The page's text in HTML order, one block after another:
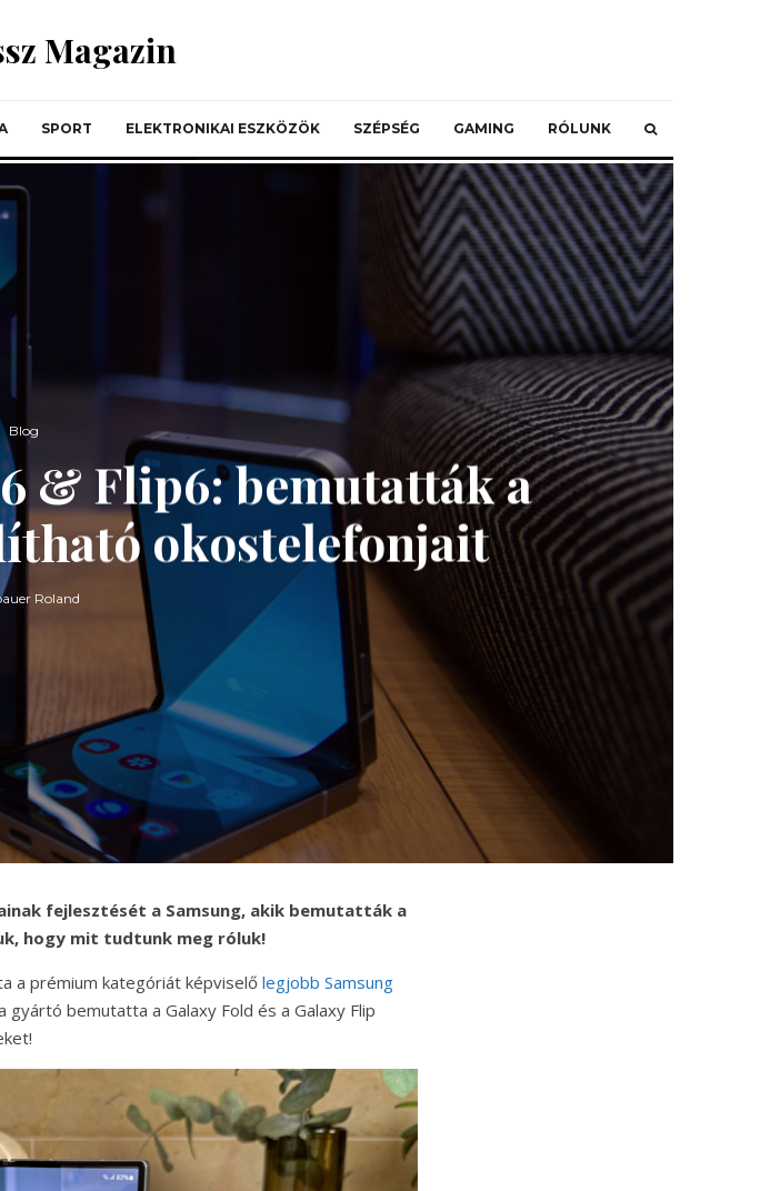
Magazin
SPORT ELEKTRONIKAI ESZKÖZÖK SZÉPSÉG GAMING RÓLUNK
Blog
& Flip6: bemutatták a
okostelefonjait
Roland
fejlesztését a Samsung, akik bemutatták a
hogy mit tudtunk meg róluk!
a prémium kategóriát képviselő legjobb Samsung
bemutatta a Galaxy Fold és a Galaxy Flip